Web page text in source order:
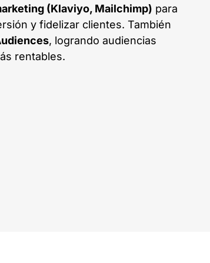
(Klaviyo, Mailchimp) para
y fidelizar clientes. También
, logrando audiencias
rentables.